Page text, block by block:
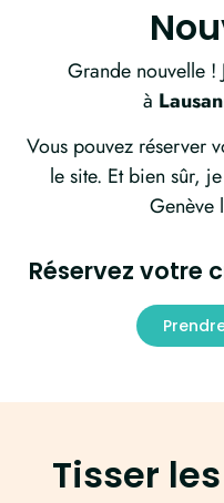
Grande nouvelle !
à
Vous pouvez réserver
le site. Et bien sûr,
Genève
Réservez votre
Tisser